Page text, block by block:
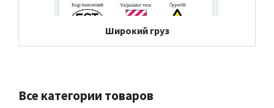
Широкий груз
Все категории товаров